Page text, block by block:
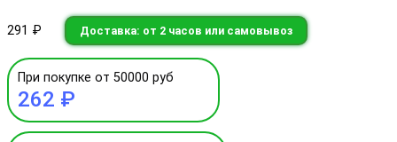
291 ₽ Доставка: от 2 часов или самовывоз
При покупке от 50000 руб
262 ₽